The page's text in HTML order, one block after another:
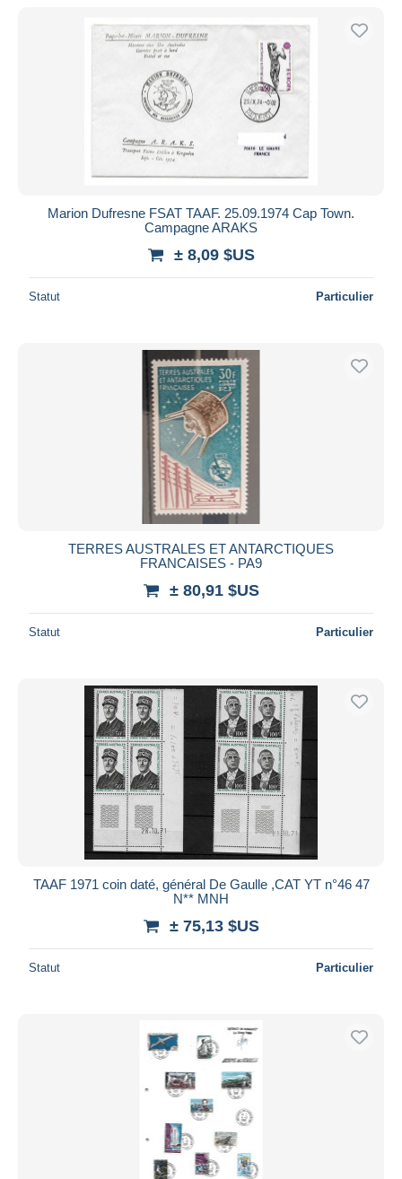
Uniquement en réduction
Livraison gratuite
Méthodes de paiement
Virement bancaire
Bancontact
Appliquer
Marion Dufresne FSAT TAAF. 25.09.1974 Cap Town.
Campagne ARAKS
± 8,09 $US
Statut Particulier
TERRES AUSTRALES ET ANTARCTIQUES
FRANCAISES - PA9
± 80,91 $US
Statut Particulier
TAAF 1971 coin daté, général De Gaulle ,CAT YT n°46 47
N** MNH
± 75,13 $US
Statut Particulier